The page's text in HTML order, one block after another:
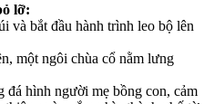
lỡ:
và bắt đầu hành trình leo bộ lên
một ngôi chùa cổ nằm lưng
đá hình người mẹ bồng con, cảm